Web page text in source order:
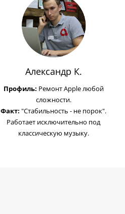
Александр К.
Профиль: Ремонт Apple любой
сложности.
Факт: "Стабильность - не порок".
Работает исключительно под
классическую музыку.